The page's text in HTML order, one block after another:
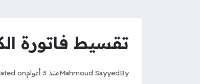
تقسيط فاتورة
By
Mahmoud Sayyedمنذ 3 أعوام on